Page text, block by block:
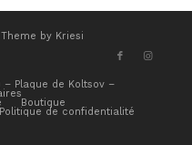
by Kriesi
– Plaque de Koltsov –
Boutique
Politique de confidentialité